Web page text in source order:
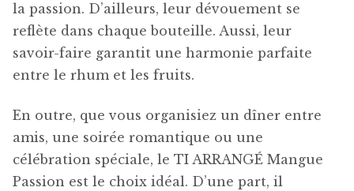
la passion. D’ailleurs, leur dévouement se
reflète dans chaque bouteille. Aussi, leur
savoir-faire garantit une harmonie parfaite
entre le rhum et les fruits.
En outre, que vous organisiez un dîner entre
amis, une soirée romantique ou une
célébration spéciale, le TI ARRANGÉ Mangue
Passion est le choix idéal. D’une part, il